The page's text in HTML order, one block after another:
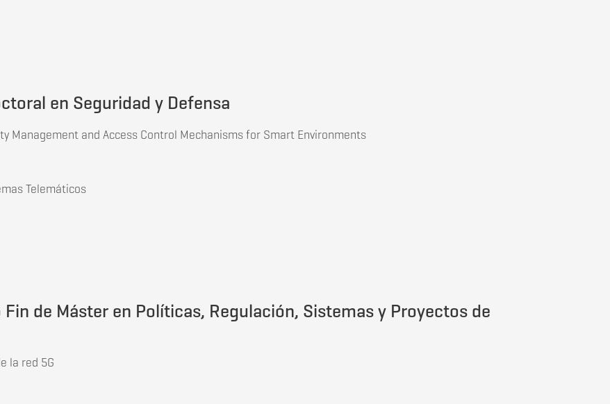
de Máster en Nuevas Tecnologías para Satélites de Comunicaciones
en Seguridad y Defensa
Management and Access Control Mechanisms for Smart Environments
Telemáticos
en Seguridad y Defensa
Fin de Máster en Políticas, Regulación, Sistemas y Proyectos de
la red 5G